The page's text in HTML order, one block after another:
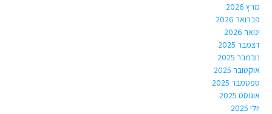
מרץ 2026
פברואר 2026
ינואר 2026
דצמבר 2025
נובמבר 2025
אוקטובר 2025
ספטמבר 2025
אוגוסט 2025
יולי 2025